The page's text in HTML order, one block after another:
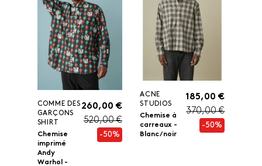
COMME DES
GARÇONS
SHIRT
Chemise
imprimé
Andy
Warhol -
260,00 €
520,00 €
-50%
ACNE
STUDIOS
Chemise à
carreaux -
Blanc/ noir
185,00 €
370,00 €
-50%